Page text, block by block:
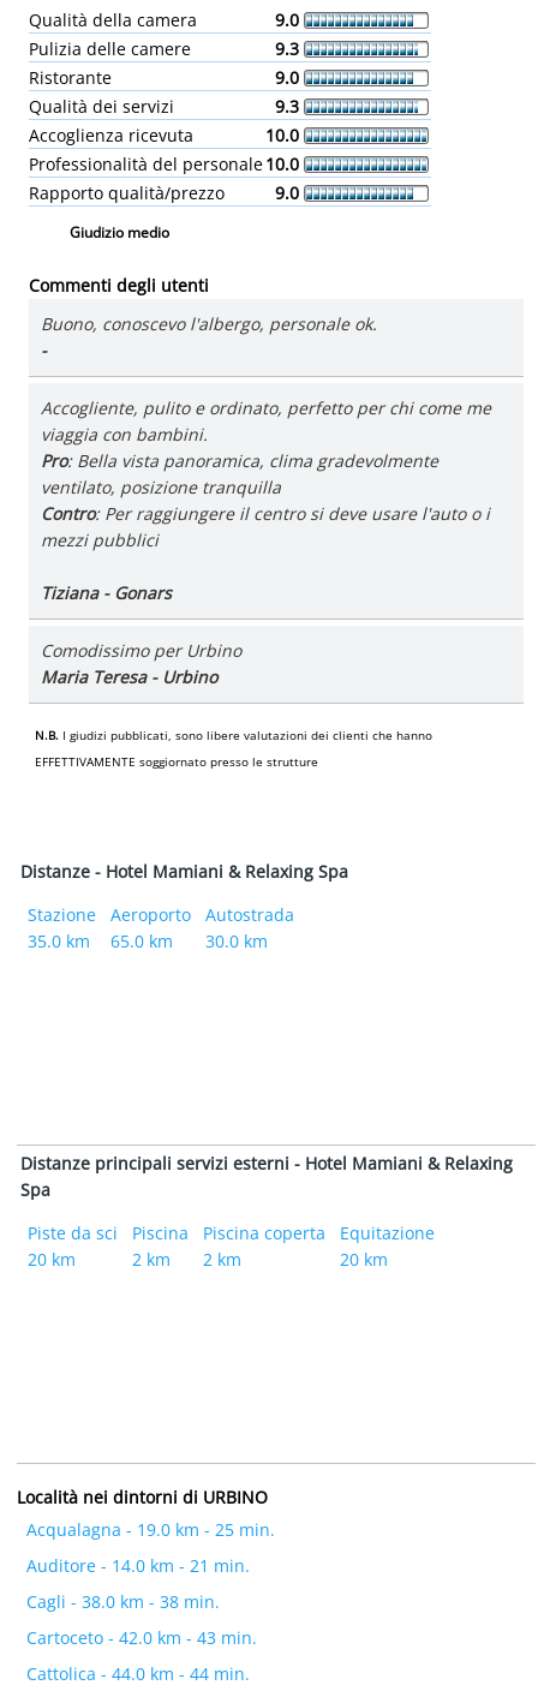
Qualità della camera
9.0
Pulizia delle camere
9.3
Ristorante
9.0
Qualità dei servizi
9.3
Accoglienza ricevuta
10.0
Professionalità del personale10.0
Rapporto qualità/prezzo
9.0
Giudizio medio
Commenti degli utenti
Buono, conoscevo l'albergo, personale ok.
-
Accogliente, pulito e ordinato, perfetto per chi come me
viaggia con bambini.
Pro: Bella vista panoramica, clima gradevolmente
ventilato, posizione tranquilla
Contro: Per raggiungere il centro si deve usare l'auto o i
mezzi pubblici
Tiziana - Gonars
Comodissimo per Urbino
Maria Teresa - Urbino
N.B. I giudizi pubblicati, sono libere valutazioni dei clienti che hanno
EFFETTIVAMENTE soggiornato presso le strutture
Distanze - Hotel Mamiani & Relaxing Spa
Stazione
35.0 km
Aeroporto
65.0 km
Autostrada
30.0 km
Distanze principali servizi esterni - Hotel Mamiani & Relaxing
Spa
Piste da sci
20 km
Piscina
2 km
Piscina coperta
2 km
Equitazione
20 km
Località nei dintorni di URBINO
Acqualagna - 19.0 km - 25 min.
Auditore - 14.0 km - 21 min.
Cagli - 38.0 km - 38 min.
Cartoceto - 42.0 km - 43 min.
Cattolica - 44.0 km - 44 min.